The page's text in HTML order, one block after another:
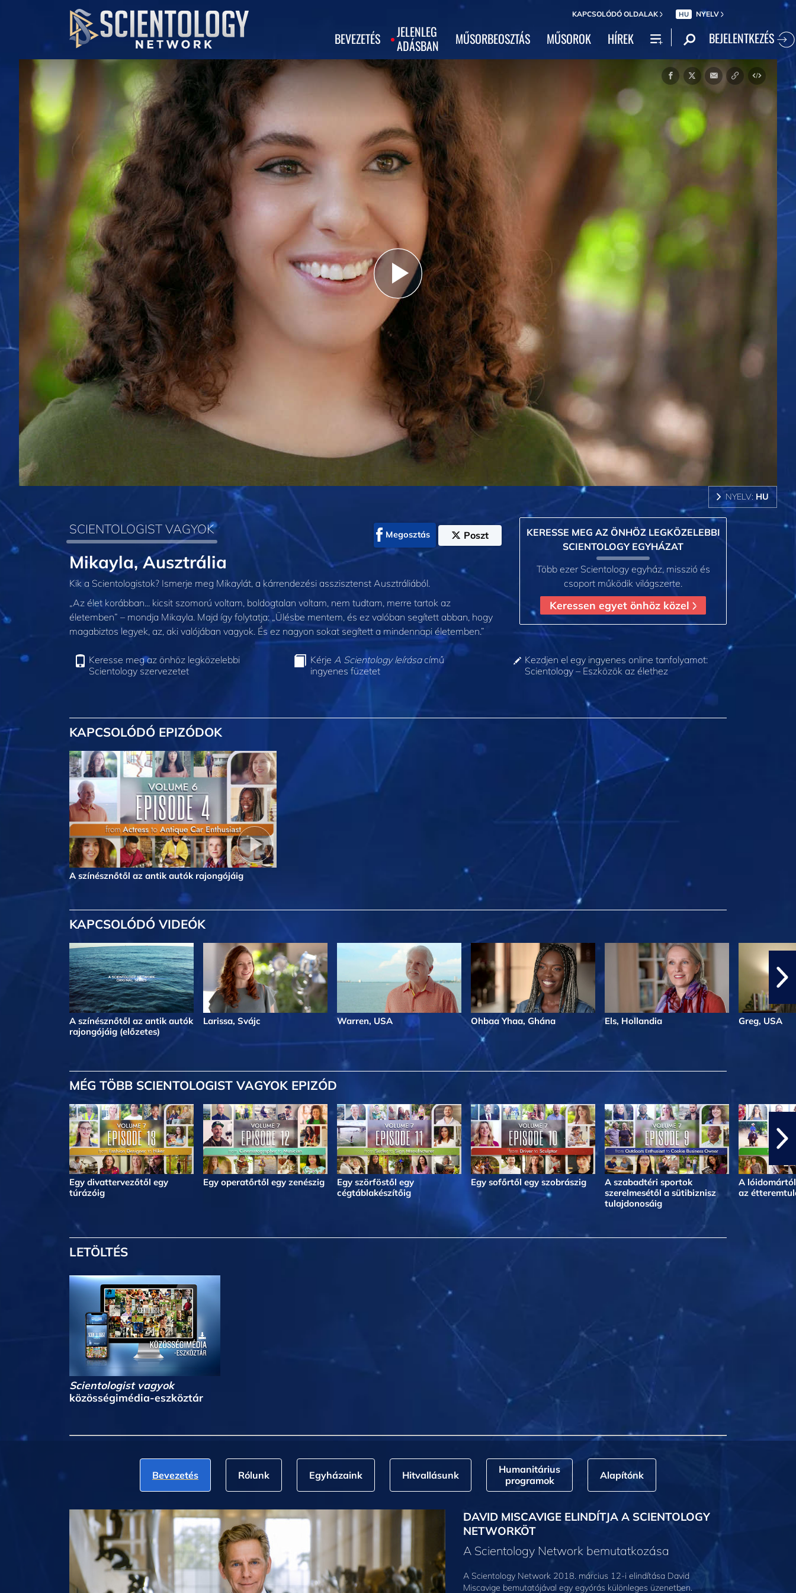
KAPCSOLÓDÓ OLDALAK HU NYELV
BEVEZETÉS
JELENLEG
ADÁSBAN
MŰSORBEOSZTÁS MŰSOROK HÍREK BEJELENTKEZÉS
Play
Video
NYELV: HU
SCIENTOLOGIST VAGYOK Megosztás Poszt
Mikayla, Ausztrália
Kik a Scientologistok? Ismerje meg Mikaylát, a kárrendezési asszisztenst Ausztráliából.
„Az élet korábban... kicsit szomorú voltam, boldogtalan voltam, nem tudtam, merre tartok az
életemben” – mondja Mikayla. Majd így folytatja: „Ülésbe mentem, és ez valóban segített abban, hogy
magabiztos legyek, az, aki valójában vagyok. És ez nagyon sokat segített a mindennapi életemben.”
KERESSE MEG AZ ÖNHÖZ LEGKÖZELEBBI
SCIENTOLOGY EGYHÁZAT
Több ezer Scientology egyház, misszió és
csoport működik világszerte.
Keressen egyet önhöz közel
Keresse meg az önhöz legközelebbi
Scientology szervezetet
Kérje A Scientology leírásacímű
ingyenes füzetet
Kezdjen el egy ingyenes online tanfolyamot:
Scientology – Eszközök az élethez
KAPCSOLÓDÓ EPIZÓDOK
A színésznőtől az antik autók rajongójáig
KAPCSOLÓDÓ VIDEÓK
A színésznőtől az antik autók
rajongójáig (előzetes)
Larissa, Svájc Warren, USA Ohbaa Yhaa, Ghána Els, Hollandia Greg, USA
MÉG TÖBB SCIENTOLOGIST VAGYOK EPIZÓD
Egy divattervezőtől egy
túrázóig
Egy operatőrtől egy zenészig
Egy szörföstől egy
cégtáblakészítőig
Egy sofőrtől egy szobrászig
A szabadtéri sportok
szerelmesétől a sütibiznisz
tulajdonosáig
A lóidomártól
az
LETÖLTÉS
Scientologist vagyok
közösségimédia-eszköztár
Bevezetés Rólunk Egyházaink Hitvallásunk
Humanitárius
programok
Alapítónk
DAVID MISCAVIGE ELINDÍTJA A SCIENTOLOGY
NETWORKÖT
A Scientology Network bemutatkozása
A Scientology Network 2018. március 12-i elindítása David
Miscavige bemutatójával egy egyórás különleges üzenetben.